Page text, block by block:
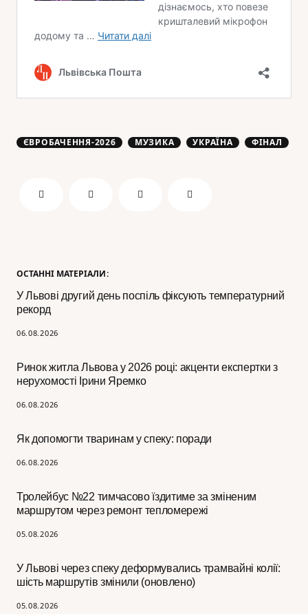
ОСТАННІ МАТЕРІАЛИ:
У Львові другий день поспіль фіксують температурний
рекорд
06.08.2026
Ринок житла Львова у 2026 році: акценти експертки з
нерухомості Ірини Яремко
06.08.2026
Як допомогти тваринам у спеку: поради
06.08.2026
Тролейбус №22 тимчасово їздитиме за зміненим
маршрутом через ремонт тепломережі
05.08.2026
У Львові через спеку деформувались трамвайні колії:
шість маршрутів змінили (оновлено)
05.08.2026
ЄВРОБАЧЕННЯ-2026 МУЗИКА УКРАЇНА ФІНАЛ